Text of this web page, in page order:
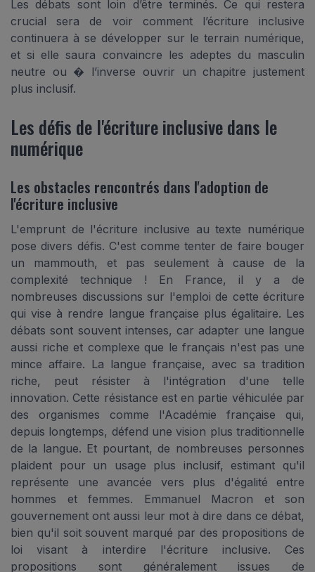
Les débats sont loin d’être terminés. Ce qui restera
crucial sera de voir comment l’écriture inclusive
continuera à se développer sur le terrain numérique,
et si elle saura convaincre les adeptes du masculin
neutre ou � l’inverse ouvrir un chapitre justement
plus inclusif.
Les défis de l'écriture inclusive dans le
numérique
Les obstacles rencontrés dans l'adoption de
l'écriture inclusive
L'emprunt de l'écriture inclusive au texte numérique
pose divers défis. C'est comme tenter de faire bouger
un mammouth, et pas seulement à cause de la
complexité technique ! En France, il y a de
nombreuses discussions sur l'emploi de cette écriture
qui vise à rendre langue française plus égalitaire. Les
débats sont souvent intenses, car adapter une langue
aussi riche et complexe que le français n'est pas une
mince affaire. La langue française, avec sa tradition
riche, peut résister à l'intégration d'une telle
innovation. Cette résistance est en partie véhiculée par
des organismes comme l'Académie française qui,
depuis longtemps, défend une vision plus traditionnelle
de la langue. Et pourtant, de nombreuses personnes
plaident pour un usage plus inclusif, estimant qu'il
représente une avancée vers plus d'égalité entre
hommes et femmes. Emmanuel Macron et son
gouvernement ont aussi leur mot à dire dans ce débat,
bien qu'il soit souvent marqué par des propositions de
loi visant à interdire l'écriture inclusive. Ces
propositions sont généralement issues de